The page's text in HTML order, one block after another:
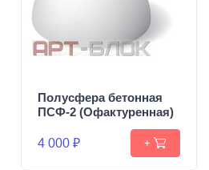
Полусфера бетонная
ПСФ-2 (Офактуренная)
4 000 ₽ +